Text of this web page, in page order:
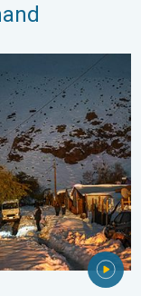
sneeuw in de